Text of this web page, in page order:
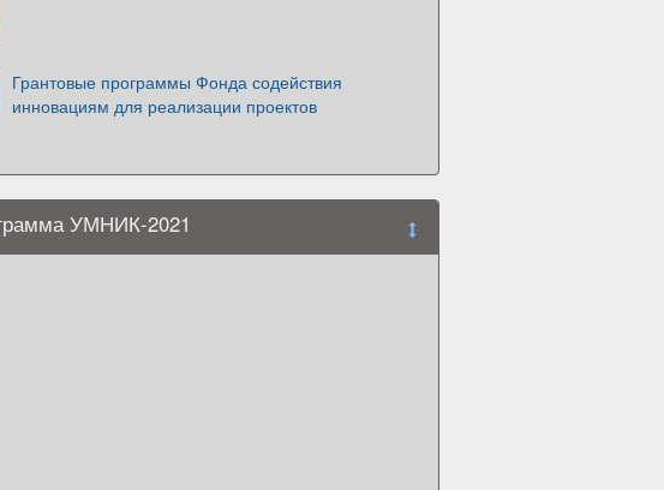
Грантовые программы Фонда содействия
инновациям для реализации проектов
УМНИК-2021